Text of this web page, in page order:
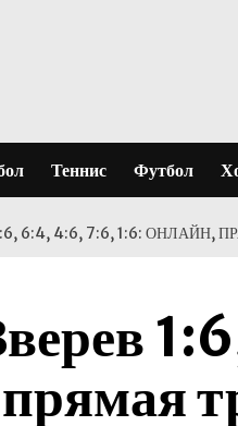
Теннис Футбол
6:4, 4:6, 7:6, 1:6: ОНЛАЙН,